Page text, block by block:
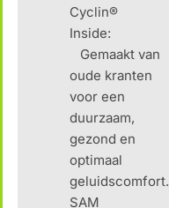
Cyclin®
Inside:
Gemaakt van
oude kranten
voor een
duurzaam,
gezond en
optimaal
geluidscomfort.
SAM